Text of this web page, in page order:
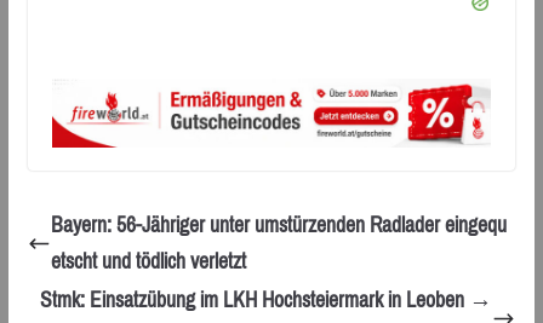
Bayern: 56-Jähriger unter umstürzenden Radlader eingequ
etscht und tödlich verletzt
Stmk: Einsatzübung im LKH Hochsteiermark in Leoben →